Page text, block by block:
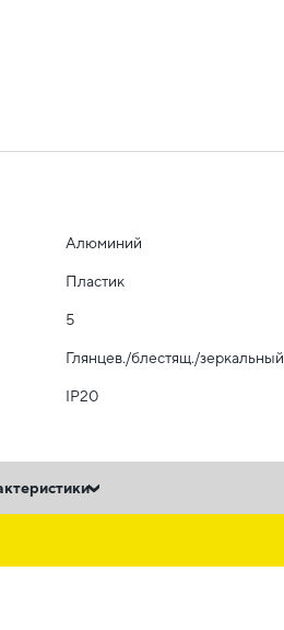
Алюминий
Пластик
5
Глянцев./блестящ./зеркальный
IP20